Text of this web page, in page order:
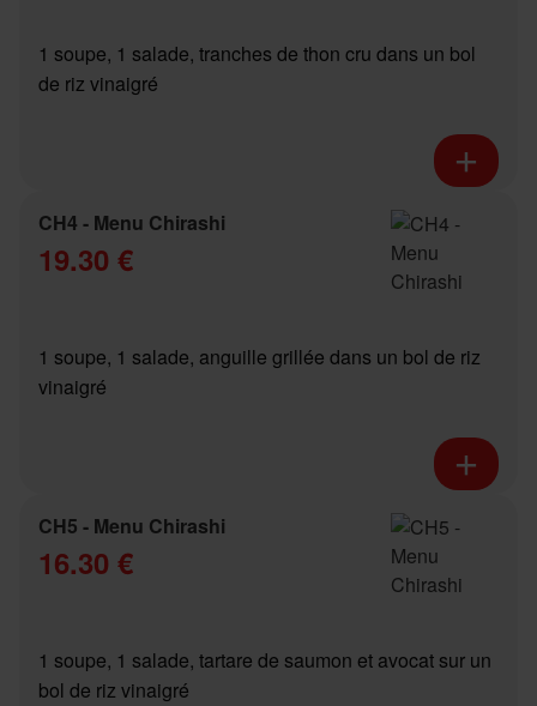
1 soupe, 1 salade, tranches de thon cru dans un bol
de riz vinaigré
CH4 - Menu Chirashi
19.30 €
1 soupe, 1 salade, anguille grillée dans un bol de riz
vinaigré
CH5 - Menu Chirashi
16.30 €
1 soupe, 1 salade, tartare de saumon et avocat sur un
bol de riz vinaigré